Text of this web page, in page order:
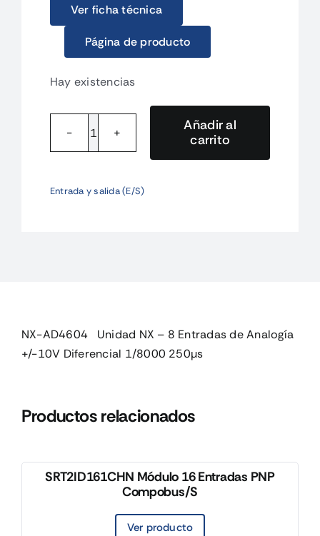
Ver ficha técnica
Página de producto
Hay existencias
NXAD4604
-
Añadir al
carrito
Entrada y salida (E/S)
NX-AD4604 Unidad NX – 8 Entradas de Analogía
+/-10V Diferencial 1/8000 250µs
Productos relacionados
SRT2ID161CHN Módulo 16 Entradas PNP
Compobus/S
Ver producto